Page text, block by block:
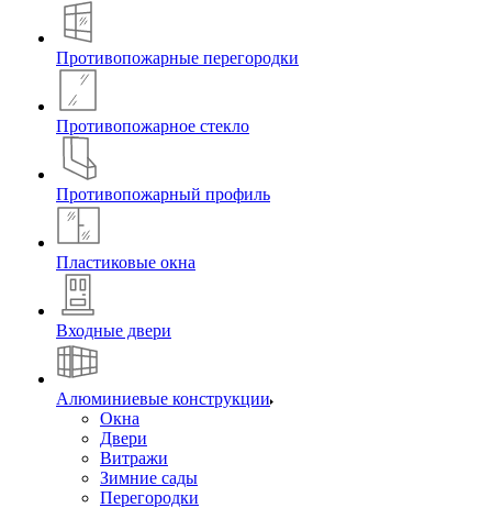
Противопожарные перегородки
Противопожарное стекло
Противопожарный профиль
Пластиковые окна
Входные двери
Алюминиевые конструкции
Окна
Двери
Витражи
Зимние сады
Перегородки